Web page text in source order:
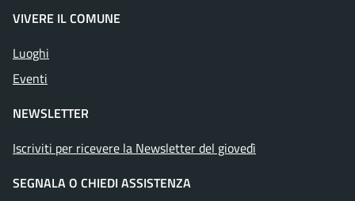
VIVERE IL COMUNE
Luoghi
Eventi
NEWSLETTER
Iscriviti per ricevere la Newsletter del giovedì
SEGNALA O CHIEDI ASSISTENZA